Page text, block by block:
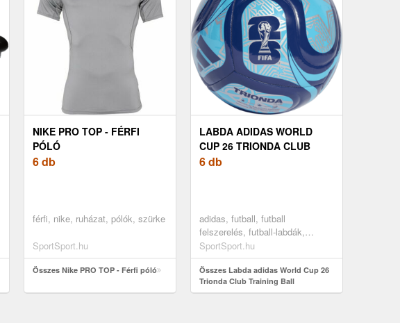
NIKE PRO TOP - FÉRFI
PÓLÓ
6 db
férfi, nike, ruházat, pólók, szürke
SportSport.hu
Összes Nike PRO TOP - Férfi póló
LABDA ADIDAS WORLD
CUP 26 TRIONDA CLUB
TRAINING BALL
6 db
adidas, futball, futball
felszerelés, futball-labdák,
tréning, kék
SportSport.hu
Összes Labda adidas World Cup 26
Trionda Club Training Ball